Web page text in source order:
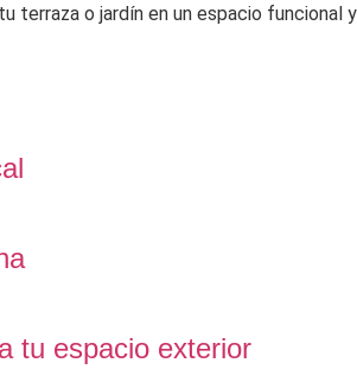
o jardín en un espacio funcional
tu espacio exterior